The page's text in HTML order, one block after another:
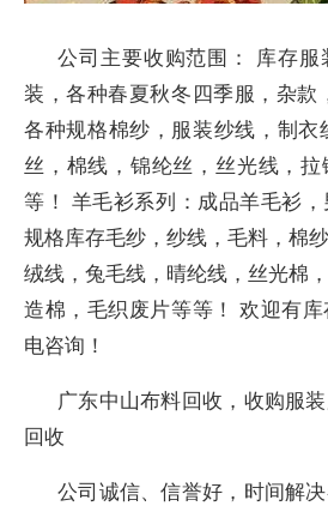
公司主要收购范围： 库存
装，各种春夏秋冬四季服，杂款
各种规格棉纱，服装纱线，制衣
丝，棉线，锦纶丝，丝光线，
等！ 羊毛衫系列：成品羊毛衫
规格库存毛纱，纱线，毛料，棉
绒线，兔毛线，晴纶线，丝光棉
造棉，毛织废片等等！ 欢迎有
电咨询！
广东中山布料回收，收购服
回收
公司诚信、信誉好，时间解